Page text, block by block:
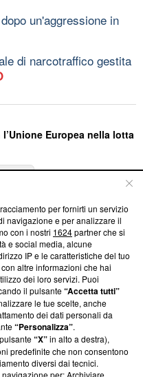
un'aggressione in
di narcotraffico gestita
Europea nella lotta
su Blasting
su come ci impegniamo a
la nostra aderenza a
Blasting News non è
ha richiesto di farne
una verifica di
per fornirti un servizio
navigazione e per analizzare il
con i nostri 1624partner che si
e social media, alcune
IP e le caratteristiche del tuo
altre informazioni che hai
dei loro servizi. Puoi
il pulsante“Accetta tutti”
le tue scelte, anche
dei dati personali da
“Personalizza”.
“X”in alto a destra),
predefinite che non consentono
diversi dai tecnici.
per: Archiviare